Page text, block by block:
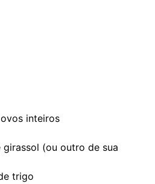
inteiros
girassol (ou outro de sua
trigo